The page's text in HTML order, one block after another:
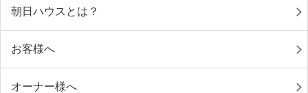
朝日ハウスとは？
お客様へ
オーナー様へ